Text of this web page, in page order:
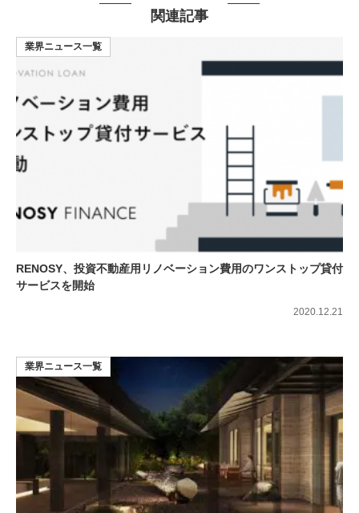
関連記事
RENOSY、投資不動産⽤リノベーション費⽤のワンストップ貸付
サービスを開始
業界ニュース一覧
2020.12.21
業界ニュース一覧